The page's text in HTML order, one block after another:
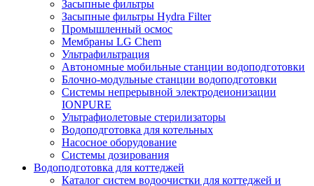
Засыпные фильтры
Засыпные фильтры Hydra Filter
Промышленный осмос
Мембраны LG Chem
Ультрафильтрация
Автономные мобильные станции водоподготовки
Блочно-модульные станции водоподготовки
Системы непрерывной электродеионизации
IONPURE
Ультрафиолетовые стерилизаторы
Водоподготовка для котельных
Насосное оборудование
Системы дозирования
Водоподготовка для коттеджей
Каталог систем водоочистки для коттеджей и